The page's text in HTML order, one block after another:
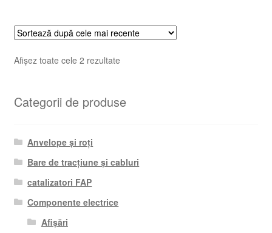
Afișez toate cele 2 rezultateSortat
mai
Categorii de produse
Anvelope și roți
Bare de tracțiune și cabluri
catalizatori FAP
Componente electrice
Afișări